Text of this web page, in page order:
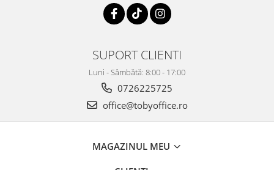
SUPORT CLIENTI
Luni - Sâmbătă: 8:00 - 17:00
0726225725
office@tobyoffice.ro
MAGAZINUL MEU